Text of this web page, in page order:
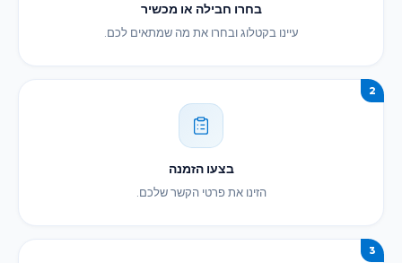
בחרו חבילה או מכשיר
עיינו בקטלוג ובחרו את מה שמתאים לכם.
2
בצעו הזמנה
הזינו את פרטי הקשר שלכם.
3